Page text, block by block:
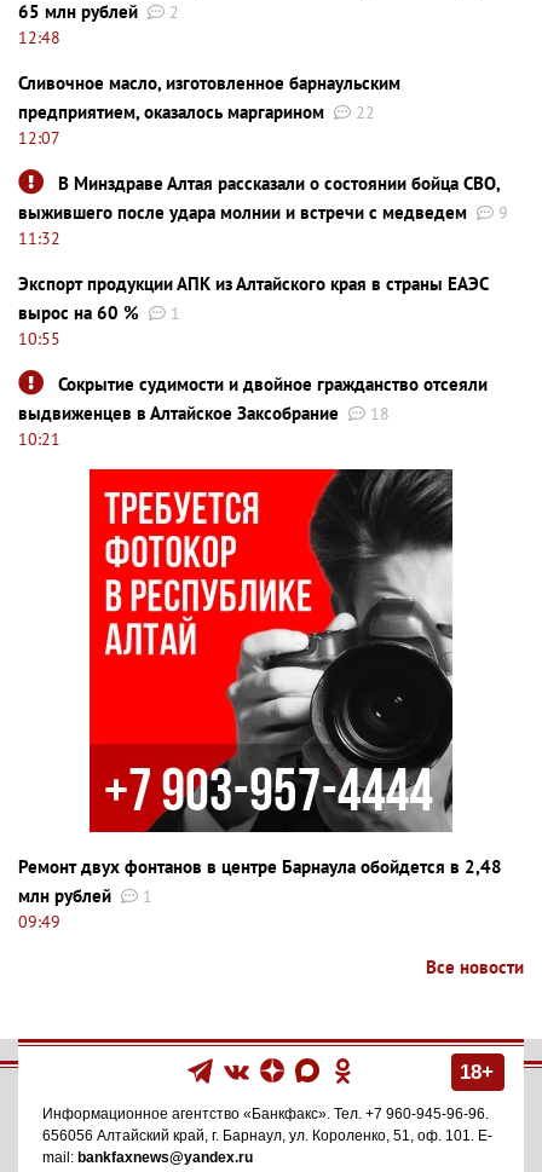
65 млн рублей
2
12:48
Сливочное масло, изготовленное барнаульским
предприятием, оказалось маргарином
22
12:07
В Минздраве Алтая рассказали о состоянии бойца СВО,
выжившего после удара молнии и встречи с медведем
9
11:32
Экспорт продукции АПК из Алтайского края в страны ЕАЭС
вырос на 60 %
1
10:55
Сокрытие судимости и двойное гражданство отсеяли
выдвиженцев в Алтайское Заксобрание
18
10:21
Ремонт двух фонтанов в центре Барнаула обойдется в 2,48
млн рублей
1
09:49
Все новости
18+
Информационное агентство «Банкфакс» . Тел. +7 960-945-96-96
656056 Алтайский край, г. Барнаул ул. Короленко, 51, оф. 101
. E-
mail: bankfaxnews@yandex.ru